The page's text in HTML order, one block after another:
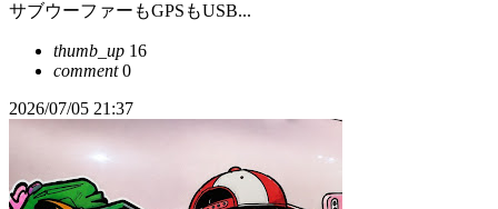
サブウーファーもGPSもUSB...
thumb_up 16
comment0
2026/07/05 21:37